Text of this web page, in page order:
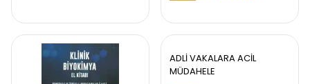
ADLİ VAKALARA ACİL
MÜDAHELE